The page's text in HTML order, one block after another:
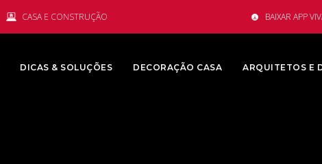
CASA E CONSTRUÇÃO BAIXAR APP
DICAS & SOLUÇÕES DECORAÇÃO CASA ARQUITETOS E